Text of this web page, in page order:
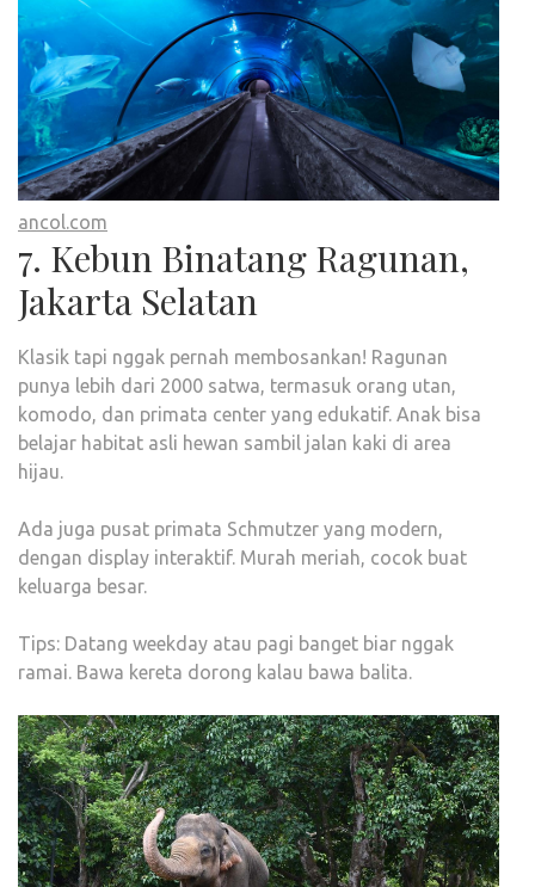
ancol.com
7. Kebun Binatang Ragunan,
Jakarta Selatan
Klasik tapi nggak pernah membosankan! Ragunan
punya lebih dari 2000 satwa, termasuk orang utan,
komodo, dan primata center yang edukatif. Anak bisa
belajar habitat asli hewan sambil jalan kaki di area
hijau.
Ada juga pusat primata Schmutzer yang modern,
dengan display interaktif. Murah meriah, cocok buat
keluarga besar.
Tips: Datang weekday atau pagi banget biar nggak
ramai. Bawa kereta dorong kalau bawa balita.